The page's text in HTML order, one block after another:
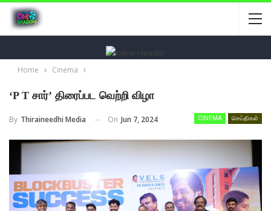
Home Cinema
‘P T சார்’ திரைப்பட வெற்றி விழா
CINEMA செய்திகள்
By Thiraineedhi Media On Jun 7, 2024